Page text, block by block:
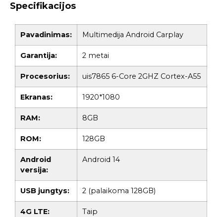
Specifikacijos
Pavadinimas: Multimedija Android Carplay
Garantija: 2 metai
Procesorius: uis7865 6-Core 2GHZ Cortex-A55
Ekranas: 1920*1080
RAM: 8GB
ROM: 128GB
Android
versija:
Android 14
USB jungtys: 2 (palaikoma 128GB)
4G LTE: Taip